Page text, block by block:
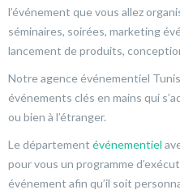
l’événement que vous allez
séminaires, soirées, marketing
lancement de produits,
Notre agence événementiel
événements clés en mains qui
ou bien à l’étranger.
Le département événementiel
pour vous un programme
événement afin qu’il soit